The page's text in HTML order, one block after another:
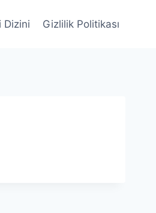
Dizini Gizlilik Politikası